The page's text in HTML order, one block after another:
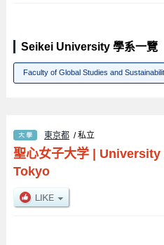
Seikei University 學系一覽
Faculty of Global Studies and
東京都 / 私立
聖心女子大学| University
Tokyo